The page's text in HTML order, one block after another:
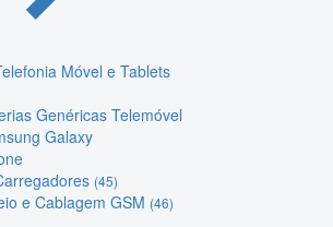
Móvel e Tablets
Genéricas Telemóvel
Galaxy
(45)
e Cablagem GSM (46)